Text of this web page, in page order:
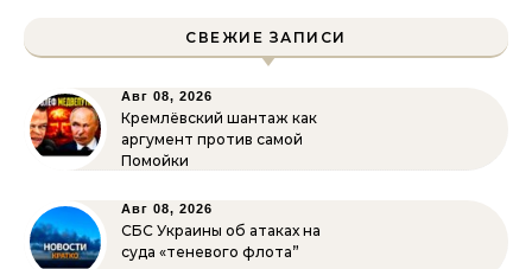
СВЕЖИЕ ЗАПИСИ
Авг 08, 2026
Кремлёвский шантаж как
аргумент против самой
Помойки
Авг 08, 2026
СБС Украины об атаках на
суда «теневого флота”